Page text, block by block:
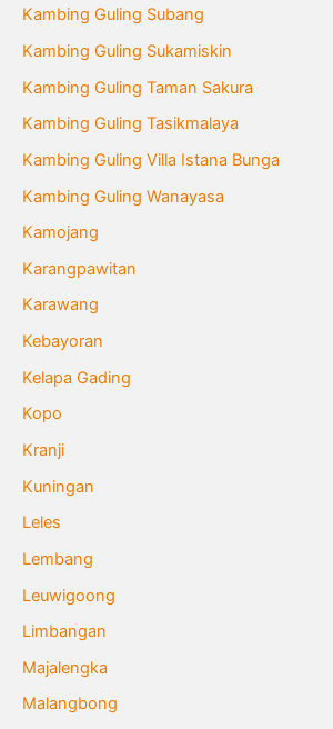
Kambing Guling Subang
Kambing Guling Sukamiskin
Kambing Guling Taman Sakura
Kambing Guling Tasikmalaya
Kambing Guling Villa Istana Bunga
Kambing Guling Wanayasa
Kamojang
Karangpawitan
Karawang
Kebayoran
Kelapa Gading
Kopo
Kranji
Kuningan
Leles
Lembang
Leuwigoong
Limbangan
Majalengka
Malangbong